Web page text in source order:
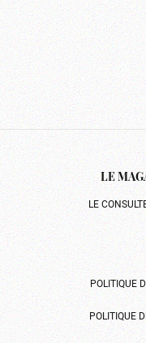
LE
LE
POLITIQUE
POLITIQUE